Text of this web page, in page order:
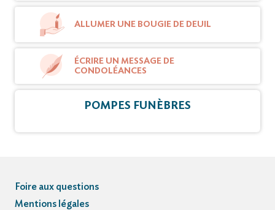
ALLUMER UNE BOUGIE DE DEUIL
ÉCRIRE UN MESSAGE DE
CONDOLÉANCES
POMPES FUNÈBRES
Foire aux questions
Mentions légales